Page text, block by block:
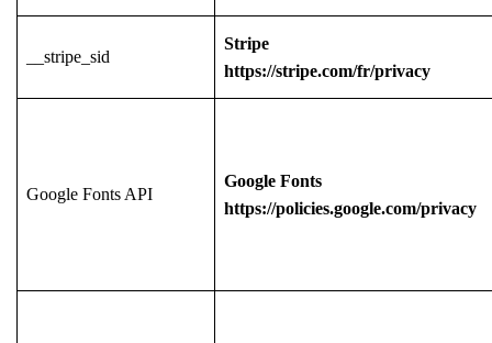
__stripe_sid
Stripe
https://stripe.com/fr/privacy
Google Fonts API
Google Fonts
https://policies.google.com/privacy